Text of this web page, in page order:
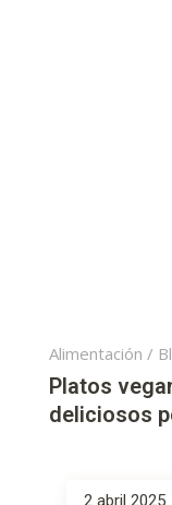
Alimentación /
Platos
deliciosos
2 abril 2025